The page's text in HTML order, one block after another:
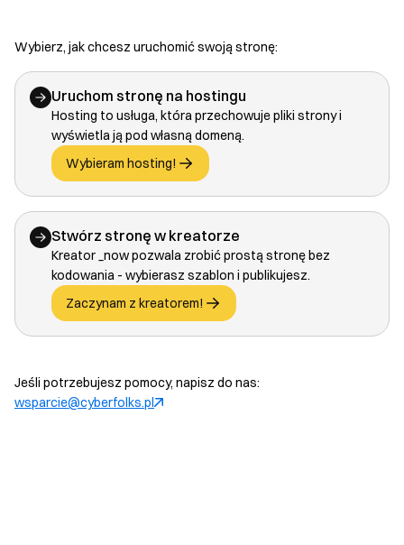
Wybierz, jak chcesz uruchomić swoją stronę:
Uruchom stronę na hostingu
Hosting to usługa, która przechowuje pliki strony i
wyświetla ją pod własną domeną.
Wybieram hosting!
Stwórz stronę w kreatorze
Kreator _now pozwala zrobić prostą stronę bez
kodowania - wybierasz szablon i publikujesz.
Zaczynam z kreatorem!
Jeśli potrzebujesz pomocy, napisz do nas:
wsparcie@cyberfolks.pl